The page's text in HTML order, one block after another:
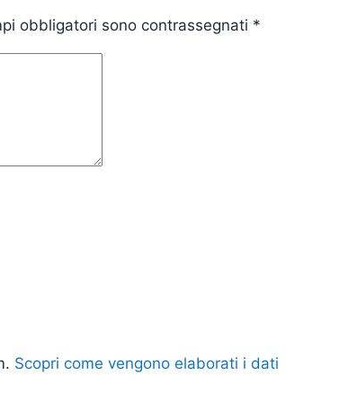
obbligatori sono contrassegnati *
Scopri come vengono elaborati i dati